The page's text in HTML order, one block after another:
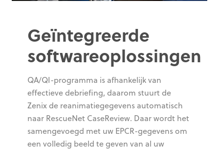
Geïntegreerde
softwareoplossingen
QA/QI-programma is afhankelijk van
effectieve debriefing, daarom stuurt de
Zenix de reanimatiegegevens automatisch
naar RescueNet CaseReview. Daar wordt het
samengevoegd met uw EPCR-gegevens om
een volledig beeld te geven van al uw